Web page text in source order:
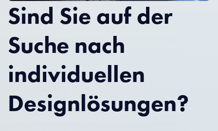
Sind Sie auf der
Suche nach
individuellen
Designlösungen?